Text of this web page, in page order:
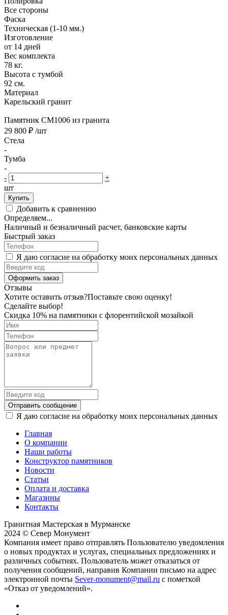
Все стороны
Фаска
Техническая (1-10 мм.)
Изготовление
от 14 дней
Вес комплекта
78 кг.
Высота с тумбой
92 см.
Материал
Карельский гранит
Памятник CM1006 из гранита
29 800 ₽ /шт
Стела
-
Тумба
-
-
+
шт
Купить
Добавить к сравнению
Определяем...
Наличный и безналичный расчет, банковские карты
Быстрый заказ
Я даю согласие на обработку моих персональных данных
Оформить заказ
Отзывы
Хотите оставить отзыв?Поставьте свою оценку!
Сделайте выбор!
Скидка 10% на памятники с флорентийской мозайкой
Отправить сообщение
Я даю согласие на обработку моих персональных данных
Главная
О компании
Наши работы
Конструктор памятников
Новости
Статьи
Оплата и доставка
Магазины
Контакты
Гранитная Мастерская в Мурманске
2024 © Север Монумент
Компания имеет право отправлять Пользователю уведомления
о новых продуктах и услугах, специальных предложениях и
различных событиях. Пользователь может отказаться от
получения сообщений, направив Компании письмо на адрес
электронной почты Sever-monument@mail.ru с пометкой
«Отказ от уведомлений».